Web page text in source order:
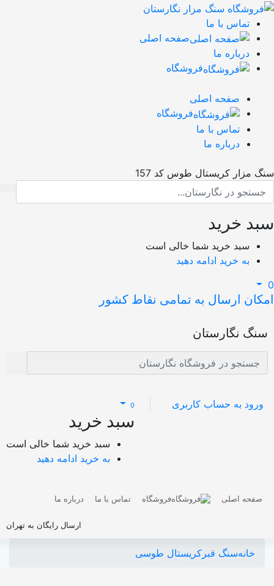
تماس با ما
صفحه اصلی
درباره ما
فروشگاه
صفحه اصلی
فروشگاه
تماس با ما
درباره ما
مزار کریستال طوس کد 157
خرید
سبد خرید شما خالی است
به خرید ادامه دهید
ارسال به تمامی نقاط کشور
نگارستان
ورود به حساب کاربری
سبد خرید
سبد خرید شما خالی است
به خرید ادامه دهید
صفحه اصلی فروشگاه تماس با ما درباره ما
ارسال رایگان به تهران
خانهسنگ قبرکریستال طوسی